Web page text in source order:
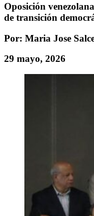
Oposición
de transición
Por: Maria Jose
29 mayo, 2026